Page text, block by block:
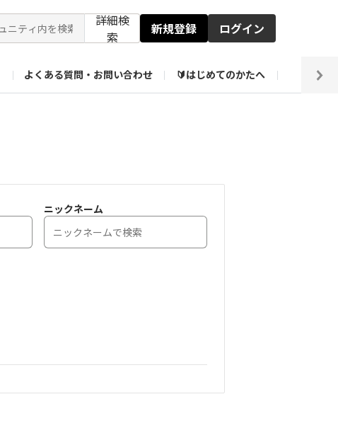
詳細検
索
新規登録 ログイン
よくある質問・お問い合わせ 🔰はじめてのかたへ 編集
ニックネーム